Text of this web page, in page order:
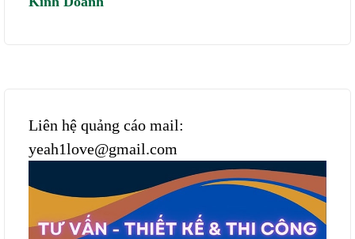
Liên hệ quảng cáo mail:
yeah1love@gmail.com